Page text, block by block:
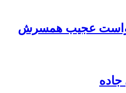
عجیب همسرش